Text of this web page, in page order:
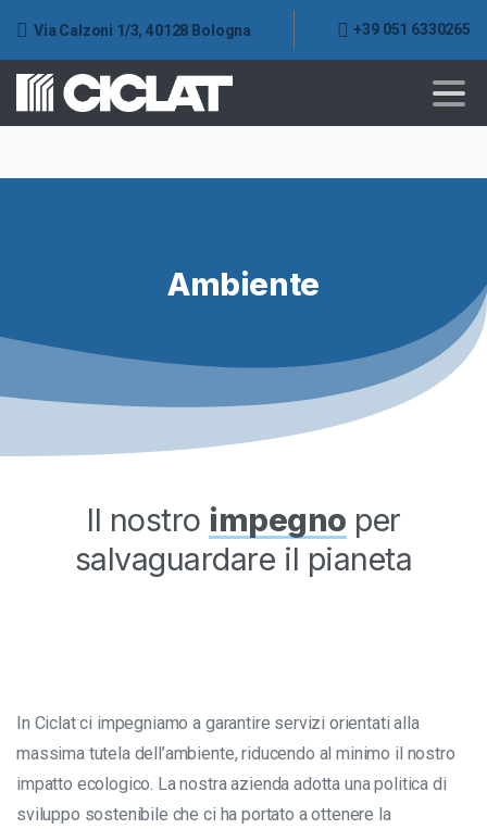
Via Calzoni 1/3, 40128 Bologna +39 051 6330265
Ambiente
Il nostro impegno per
salvaguardare il pianeta
In Ciclat ci impegniamo a garantire servizi orientati alla
massima tutela dell’ambiente, riducendo al minimo il nostro
impatto ecologico. La nostra azienda adotta una politica di
sviluppo sostenibile che ci ha portato a ottenere la